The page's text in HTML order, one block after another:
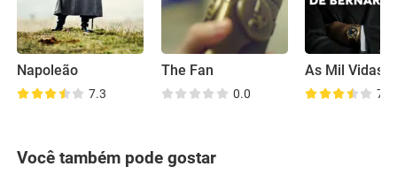
Napoleão
7.3
The Fan
0.0 7.4
Você também pode gostar